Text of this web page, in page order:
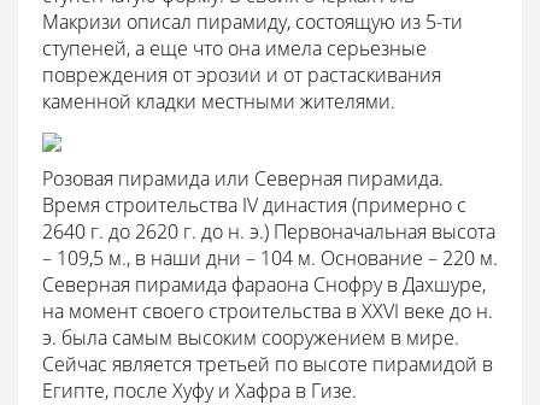
Макризи описал пирамиду, состоящую из 5-ти
ступеней, а еще что она имела серьезные
повреждения от эрозии и от растаскивания
каменной кладки местными жителями.
Розовая пирамида или Северная пирамида.
Время строительства IV династия (примерно с
2640 г. до 2620 г. до н. э.) Первоначальная высота
– 109,5 м., в наши дни – 104 м. Основание – 220 м.
Северная пирамида фараона Снофру в Дахшуре,
на момент своего строительства в XXVI веке до н.
э. была самым высоким сооружением в мире.
Сейчас является третьей по высоте пирамидой в
Египте, после Хуфу и Хафра в Гизе.